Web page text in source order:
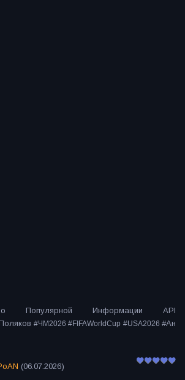
Популярной Информации API
#ЧМ2026 #FIFAWorldCup #USA2026 #Ан
(06.07.2026)